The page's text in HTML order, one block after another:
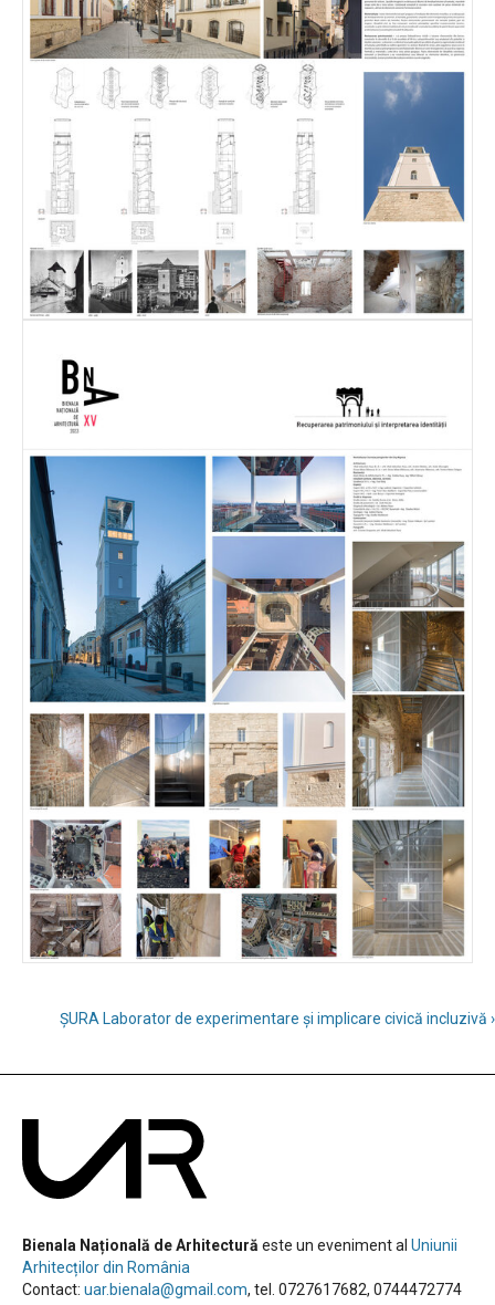
ȘURA Laborator de experimentare și implicare civică incluzivă ›
Bienala Națională de Arhitectură este un eveniment al Uniunii
Arhitecților din România
Contact: uar.bienala@gmail.com, tel. 0727617682, 0744472774